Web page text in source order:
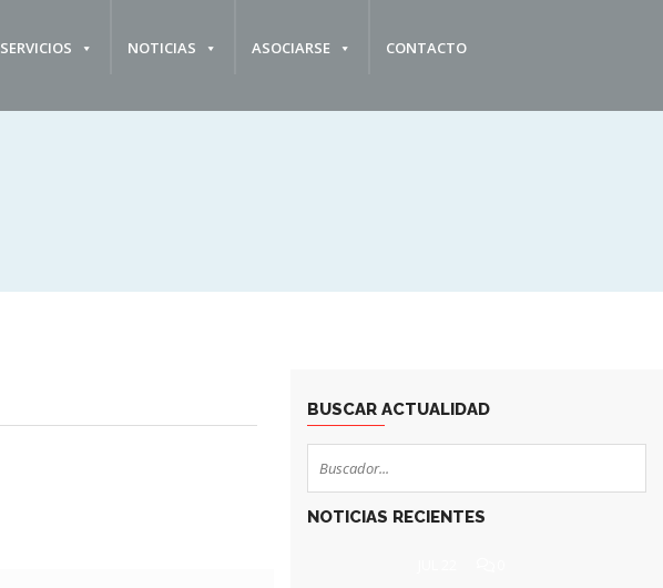
SERVICIOS NOTICIAS ASOCIARSE CONTACTO
BUSCAR ACTUALIDAD
NOTICIAS RECIENTES